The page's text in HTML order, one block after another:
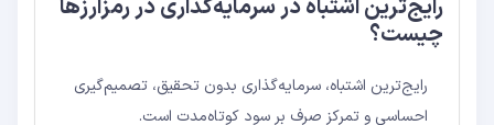
رایج‌ترین اشتباه در سرمایه‌گذاری در رمزارزها
چیست؟
رایج‌ترین اشتباه، سرمایه‌گذاری بدون تحقیق، تصمیم‌گیری
احساسی و تمرکز صرف بر سود کوتاه‌مدت است.